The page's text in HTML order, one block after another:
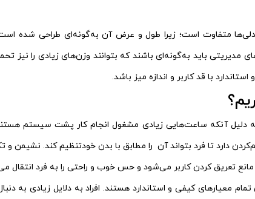
متفاوت است؛ زیرا طول و عرض آن به‌گونه‌ای طراحی شده است
باید به‌گونه‌ای باشند که بتوانند وزن‌های زیادی را نیز
با قد کاربر و اندازه میز باشد.
آنکه ساعت‌هایی زیادی مشغول انجام کار پشت سیستم
دارد تا فرد بتواند آن را مطابق با بدن خودتنظیم کند. نشیمن
مانع تعریق کردن کاربر می‌شود و حس خوب و راحتی را به فرد انتقال
معیارهای کیفی و استاندارد هستند. افراد به دلایل زیادی به